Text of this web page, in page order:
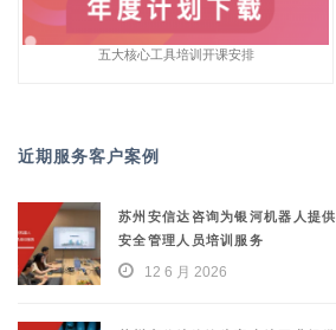
五大核心工具培训开课安排
近期服务客户案例
苏州安信达咨询为银河机器人提供
安全管理人员培训服务
12 6 月 2026